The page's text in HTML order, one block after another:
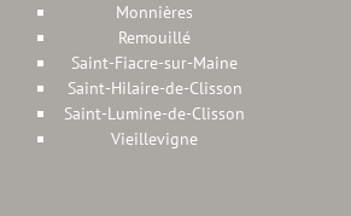
Monnières
Remouillé
Saint-Fiacre-sur-Maine
Saint-Hilaire-de-Clisson
Saint-Lumine-de-Clisson
Vieillevigne